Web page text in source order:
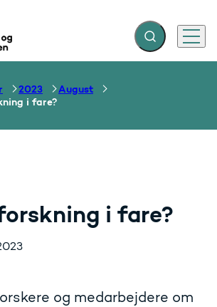
Fold søgefelt ud
Menu
2023
August
i fare?
i fare?
og medarbejdere om